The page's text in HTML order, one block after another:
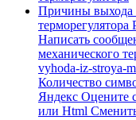
Причины выхода
Написать
механического
vyhoda-iz-stroya-
Количество
Яндекс Оцените
или Html